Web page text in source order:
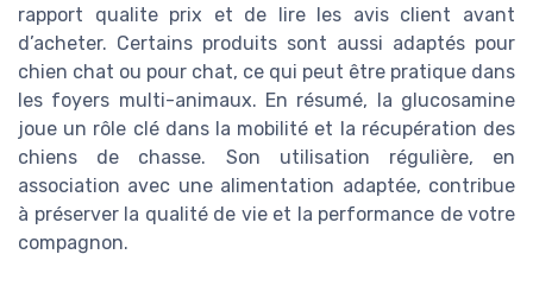
rapport qualite prix et de lire les avis client avant
d’acheter. Certains produits sont aussi adaptés pour
chien chat ou pour chat, ce qui peut être pratique dans
les foyers multi-animaux. En résumé, la glucosamine
joue un rôle clé dans la mobilité et la récupération des
chiens de chasse. Son utilisation régulière, en
association avec une alimentation adaptée, contribue
à préserver la qualité de vie et la performance de votre
compagnon.